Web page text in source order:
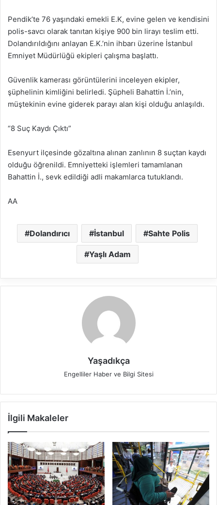
Pendik’te 76 yaşındaki emekli E.K, evine gelen ve kendisini
polis-savcı olarak tanıtan kişiye 900 bin lirayı teslim etti.
Dolandırıldığını anlayan E.K.’nin ihbarı üzerine İstanbul
Emniyet Müdürlüğü ekipleri çalışma başlattı.
Güvenlik kamerası görüntülerini inceleyen ekipler,
şüphelinin kimliğini belirledi. Şüpheli Bahattin İ.’nin,
müştekinin evine giderek parayı alan kişi olduğu anlaşıldı.
“8 Suç Kaydı Çıktı”
Esenyurt ilçesinde gözaltına alınan zanlının 8 suçtan kaydı
olduğu öğrenildi. Emniyetteki işlemleri tamamlanan
Bahattin İ., sevk edildiği adli makamlarca tutuklandı.
AA
Dolandırıcı İstanbul Sahte Polis
Yaşlı Adam
Yaşadıkça
Engelliler Haber ve Bilgi Sitesi
İlgili Makaleler